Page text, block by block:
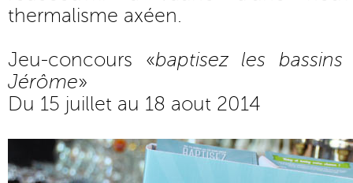
thermalisme axéen.
Jeu-concours «baptisez les
Jérôme»
Du 15 juillet au 18 aout 2014